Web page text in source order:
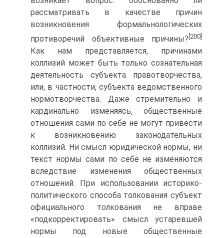
рассматривать в качестве причин
возникновения формальнологических
противоречий объективные причины? [200]
Как нам представляется, причинами
коллизий может быть только сознательная
деятельность субъекта правотворчества,
или, в частности, субъекта ведомственного
нормотворчества. Даже стремительно и
кардинально изменяясь, общественные
отношения сами по себе не могут привести
к возникновению законодательных
коллизий. Ни смысл юридической нормы, ни
текст нормы сами по себе не изменяются
вследствие изменения общественных
отношений. При использовании историко-
политического способа толкования субъект
официального толкования не вправе
«подкорректировать» смысл устаревшей
нормы под новые общественные